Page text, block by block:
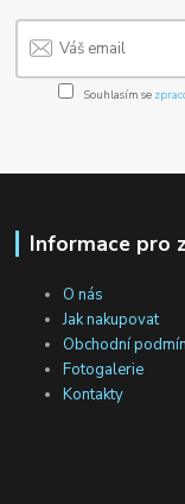
Souhlasím se
Informace pro
O nás
Jak nakupovat
Obchodní
Fotogalerie
Kontakty